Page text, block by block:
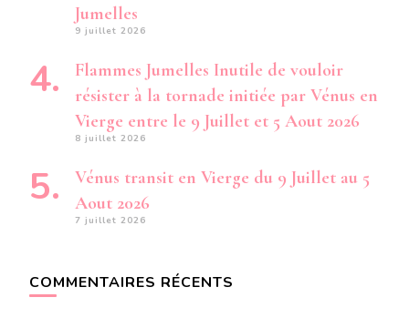
Jumelles
9 juillet 2026
Flammes Jumelles Inutile de vouloir
résister à la tornade initiée par Vénus en
Vierge entre le 9 Juillet et 5 Aout 2026
8 juillet 2026
Vénus transit en Vierge du 9 Juillet au 5
Aout 2026
7 juillet 2026
COMMENTAIRES RÉCENTS